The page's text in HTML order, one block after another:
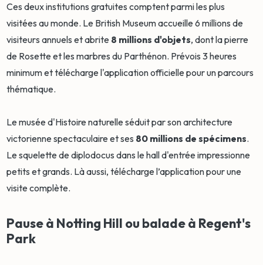
Ces deux institutions gratuites comptent parmi les plus
visitées au monde. Le British Museum accueille 6 millions de
visiteurs annuels et abrite 8 millions d'objets, dont la pierre
de Rosette et les marbres du Parthénon. Prévois 3 heures
minimum et télécharge l'application officielle pour un parcours
thématique.
Le musée d'Histoire naturelle séduit par son architecture
victorienne spectaculaire et ses 80 millions de spécimens.
Le squelette de diplodocus dans le hall d'entrée impressionne
petits et grands. Là aussi, télécharge l’application pour une
visite complète.
Pause à Notting Hill ou balade à Regent's
Park